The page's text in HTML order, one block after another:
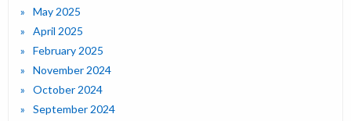
May 2025
April 2025
February 2025
November 2024
October 2024
September 2024